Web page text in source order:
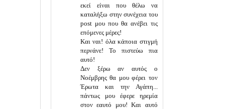
εκεί είναι που θέλω να
καταλήξω στην συνέχεια του
post μου που θα ανέβει τις
επόμενες μέρες!
Και ναι! όλα κάποια στιγμή
περνάνε! Το πιστεύω πια
αυτό!
Δεν ξέρω αν αυτός ο
Νοέμβρης θα μου φέρει τον
Έρωτα και την Αγάπη...
πάντως μου έφερε ηρεμία
στον εαυτό μου! Και αυτό